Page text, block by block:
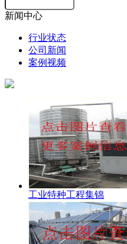
新闻中心
行业状态
公司新闻
案例视频
工业特种工程集锦